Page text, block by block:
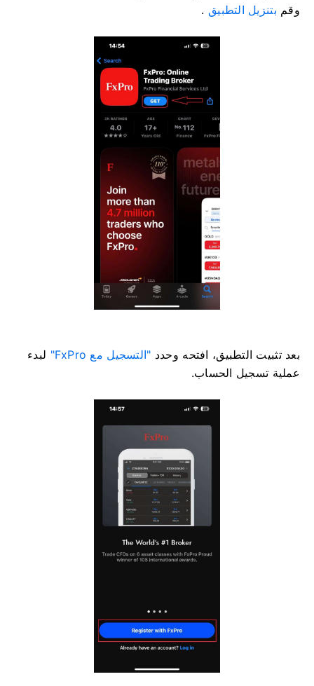
وقم بتنزيل التطبيق .
بعد تثبيت التطبيق، افتحه وحدد "التسجيل مع FxPro"
لبدء
عملية تسجيل الحساب.